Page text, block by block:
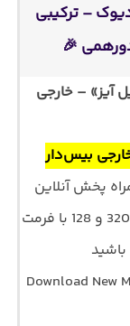
– ترکیبی
🎉
آیز» – خارجی
بیس‌دار
پخش آنلاین
ترانه و متن کامل موسیقی با کیفیت اصلی 320 و 128 با فرمت
Download New